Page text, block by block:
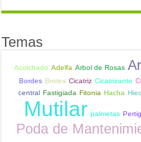
Temas
Acolchado Adelfa Arbol de Rosas
Bordes Brotes Cicatriz Cicatrizante
central Fastigiada Fitonia Hacha
Mutilar palmetas
Poda de